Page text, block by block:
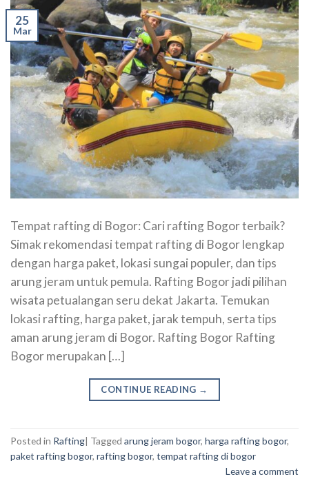
25
Mar
Tempat rafting di Bogor: Cari rafting Bogor terbaik?
Simak rekomendasi tempat rafting di Bogor lengkap
dengan harga paket, lokasi sungai populer, dan tips
arung jeram untuk pemula. Rafting Bogor jadi pilihan
wisata petualangan seru dekat Jakarta. Temukan
lokasi rafting, harga paket, jarak tempuh, serta tips
aman arung jeram di Bogor. Rafting Bogor Rafting
Bogor merupakan […]
CONTINUE READING →
Posted in Rafting| Tagged arung jeram bogor, harga rafting bogor,
paket rafting bogor, rafting bogor, tempat rafting di bogor
Leave a comment